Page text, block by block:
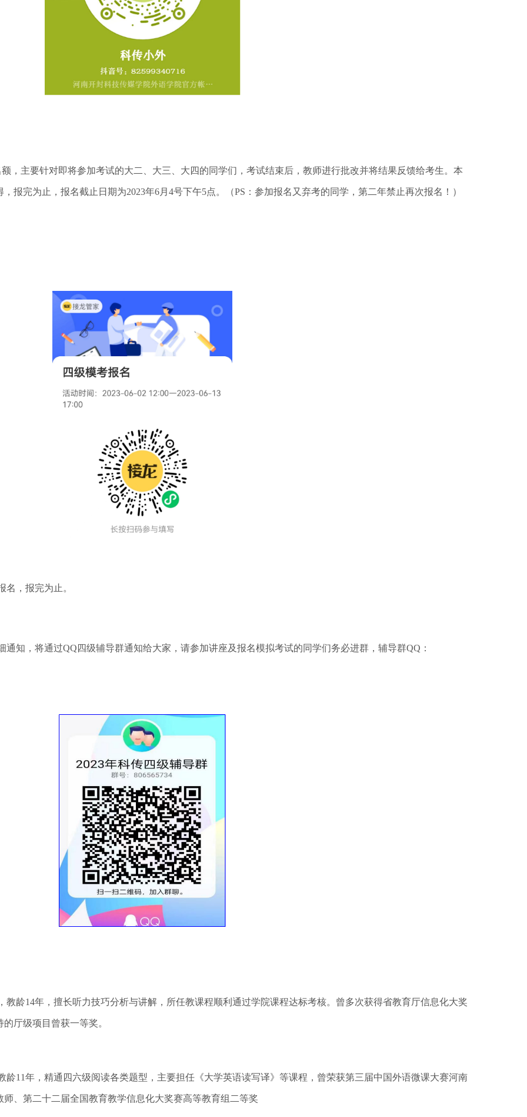
，主要针对即将参加考试的大二、大三、大四的同学们，考试结束后，教师进行批改并将结果反馈给考生。本
报完为止，报名截止日期为2023年6月4号下午5点。（PS：参加报名又弃考的同学，第二年禁止再次报名！）
名，报完为止。
通知，将通过QQ四级辅导群通知给大家，请参加讲座及报名模拟考试的同学们务必进群，辅导群QQ：
教龄14年，擅长听力技巧分析与讲解，所任教课程顺利通过学院课程达标考核。曾多次获得省教育厅信息化大奖
厅级项目曾获一等奖。
龄11年，精通四六级阅读各类题型，主要担任《大学英语读写译》等课程，曾荣获第三届中国外语微课大赛河南
、第二十二届全国教育教学信息化大奖赛高等教育组二等奖